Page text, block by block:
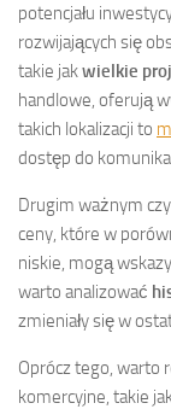
potencjału
rozwijających się
takie jakwielkie
handlowe, oferują
takich lokalizacji to
dostęp do
Drugim ważnym
ceny, które w
niskie, mogą
warto analizować
zmieniały się w
Oprócz tego, warto
komercyjne, takie